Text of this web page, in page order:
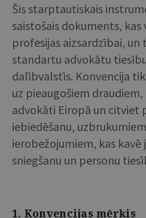
Šis starptautiskais
saistošais dokuments,
profesijas aizsardzībai, un
standartu advokātu
dalībvalstīs. Konvencija
uz pieaugošiem
advokāti Eiropā un citviet
iebiedēšanu,
ierobežojumiem, kas
sniegšanu un personu
1. Konvencijas mērķis